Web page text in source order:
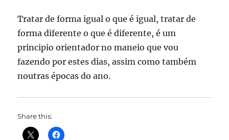
Tratar de forma igual o que é igual, tratar de
forma diferente o que é diferente, é um
principio orientador no maneio que vou
fazendo por estes dias, assim como também
noutras épocas do ano.
Share this: